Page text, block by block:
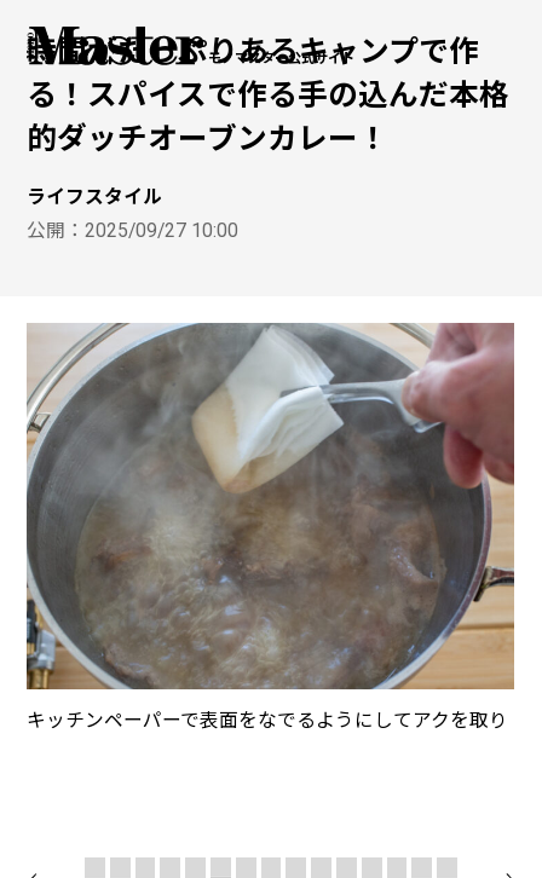
モノマスター公式サイト
時間がたっぷりあるキャンプで作
る！スパイスで作る手の込んだ本格
的ダッチオーブンカレー！
ライフスタイル
公開：2025/09/27 10:00
キッチンペーパーで表面をなでるようにしてアクを取り